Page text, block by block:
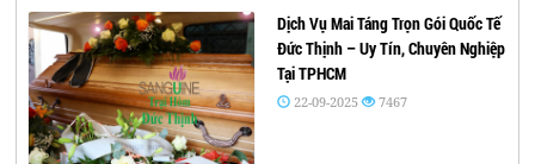
Dịch Vụ Mai Táng Trọn Gói Quốc Tế
Đức Thịnh – Uy Tín, Chuyên Nghiệp
Tại TPHCM
22-09-2025 7467